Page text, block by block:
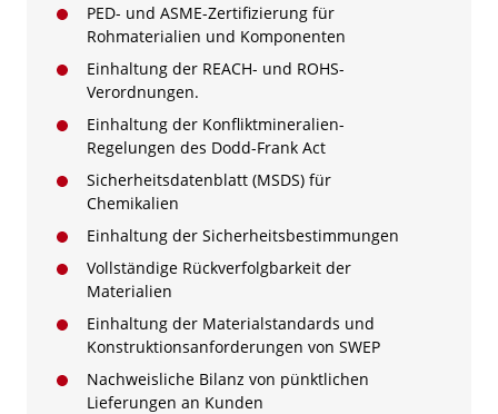
PED- und ASME-Zertifizierung für
Rohmaterialien und Komponenten
Einhaltung der REACH- und ROHS-
Verordnungen.
Einhaltung der Konfliktmineralien-
Regelungen des Dodd-Frank Act
Sicherheitsdatenblatt (MSDS) für
Chemikalien
Einhaltung der Sicherheitsbestimmungen
Vollständige Rückverfolgbarkeit der
Materialien
Einhaltung der Materialstandards und
Konstruktionsanforderungen von SWEP
Nachweisliche Bilanz von pünktlichen
Lieferungen an Kunden